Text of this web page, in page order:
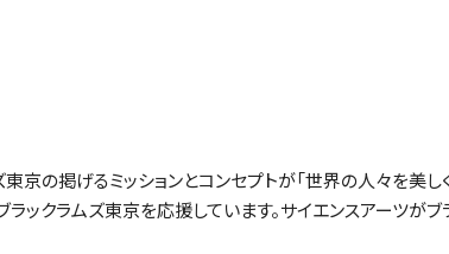
京の掲げるミッションとコンセプトが「世界の人々を美し
ックラムズ東京を応援しています。サイエンスアーツがブ